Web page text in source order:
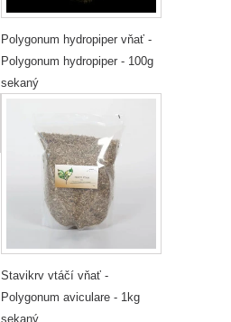
Polygonum hydropiper vňať -
Polygonum hydropiper - 100g
sekaný
Stavikrv vtáčí vňať -
Polygonum aviculare - 1kg
sekaný